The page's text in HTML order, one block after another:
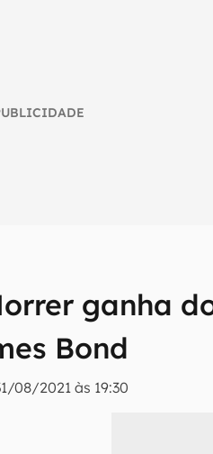
ganha
Bond
08/2021 às 19:30